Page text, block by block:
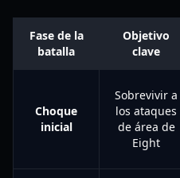
Fase de la
batalla
Objetivo
clave
Choque
inicial
Sobrevivir a
los ataques
de área de
Eight